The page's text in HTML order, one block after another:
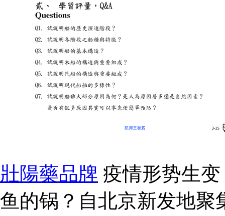
壯陽藥品牌 疫情形势生
鱼的锅？自北京新发地聚